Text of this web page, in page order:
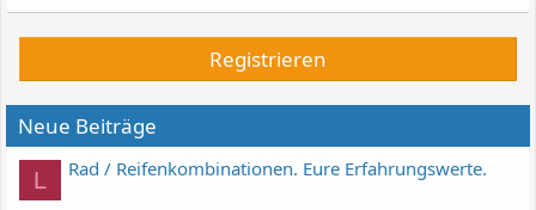
Registrieren
Neue Beiträge
L Rad / Reifenkombinationen. Eure Erfahrungswerte.